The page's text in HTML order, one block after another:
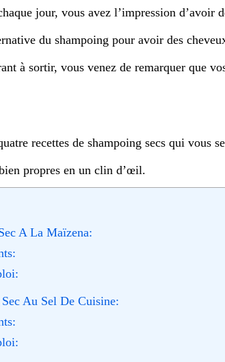
jour, vous avez l’impression d’avoir
du shampoing pour avoir des
à sortir, vous venez de remarquer que
recettes de shampoing secs qui vous
propres en un clin d’œil.
A La Maïzena:
Au Sel De Cuisine: